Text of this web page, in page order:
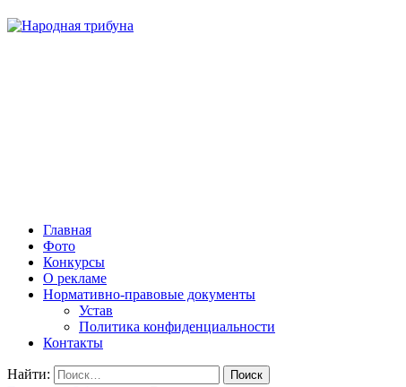
Главная
Фото
Конкурсы
О рекламе
Нормативно-правовые документы
Устав
Политика конфиденциальности
Контакты
Найти: